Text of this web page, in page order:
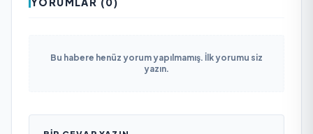
Bu habere henüz yorum yapılmamış. İlk yorumu siz
yazın.